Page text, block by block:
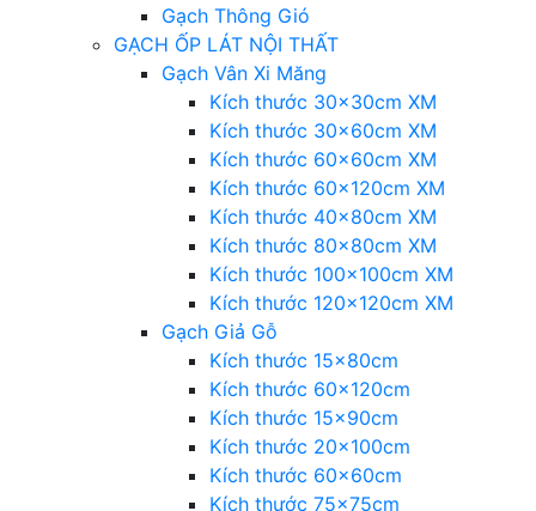
Gạch Thông Gió
GẠCH ỐP LÁT NỘI THẤT
Gạch Vân Xi Măng
Kích thước 30x30cm XM
Kích thước 30x60cm XM
Kích thước 60x60cm XM
Kích thước 60x120cm XM
Kích thước 40x80cm XM
Kích thước 80x80cm XM
Kích thước 100x100cm XM
Kích thước 120x120cm XM
Gạch Giả Gỗ
Kích thước 15x80cm
Kích thước 60x120cm
Kích thước 15x90cm
Kích thước 20x100cm
Kích thước 60x60cm
Kích thước 75x75cm